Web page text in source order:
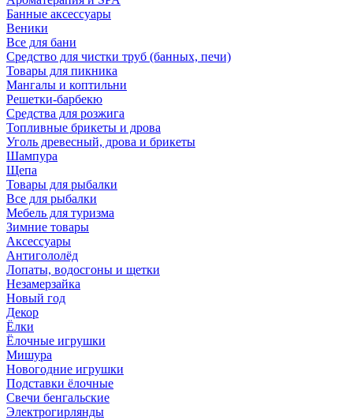
Банные аксессуары
Веники
Все для бани
Средство для чистки труб (банных, печи)
Товары для пикника
Мангалы и коптильни
Решетки-барбекю
Средства для розжига
Топливные брикеты и дрова
Уголь древесный, дрова и брикеты
Шампура
Щепа
Товары для рыбалки
Все для рыбалки
Мебель для туризма
Зимние товары
Аксессуары
Антигололёд
Лопаты, водосгоны и щетки
Незамерзайка
Новый год
Декор
Ёлки
Ёлочные игрушки
Мишура
Новогодние игрушки
Подставки ёлочные
Свечи бенгальские
Электрогирлянды